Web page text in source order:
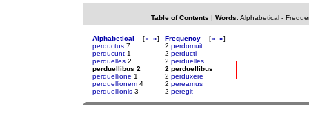
Table of Contents | Words: Alphabetical-
Alphabetical [« »]
perductus 7
perducunt 1
perduelles 2
perduellibus 2
perduellione 1
perduellionem 4
perduellionis 3
Frequency [« »]
2 perdomuit
2 perducti
2 perduelles
2 perduellibus
2 perduxere
2 pereamus
2 peregit